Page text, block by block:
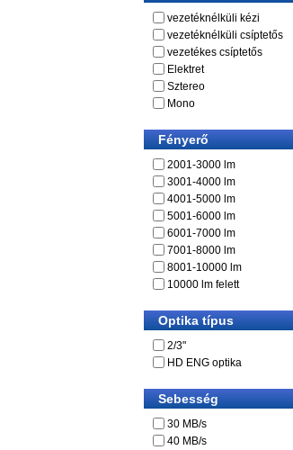
vezetéknélküli kézi
vezetéknélküli csíptetős
vezetékes csíptetős
Elektret
Sztereo
Mono
Fényerő
2001-3000 lm
3001-4000 lm
4001-5000 lm
5001-6000 lm
6001-7000 lm
7001-8000 lm
8001-10000 lm
10000 lm felett
Optika típus
2/3"
HD ENG optika
Sebesség
30 MB/s
40 MB/s